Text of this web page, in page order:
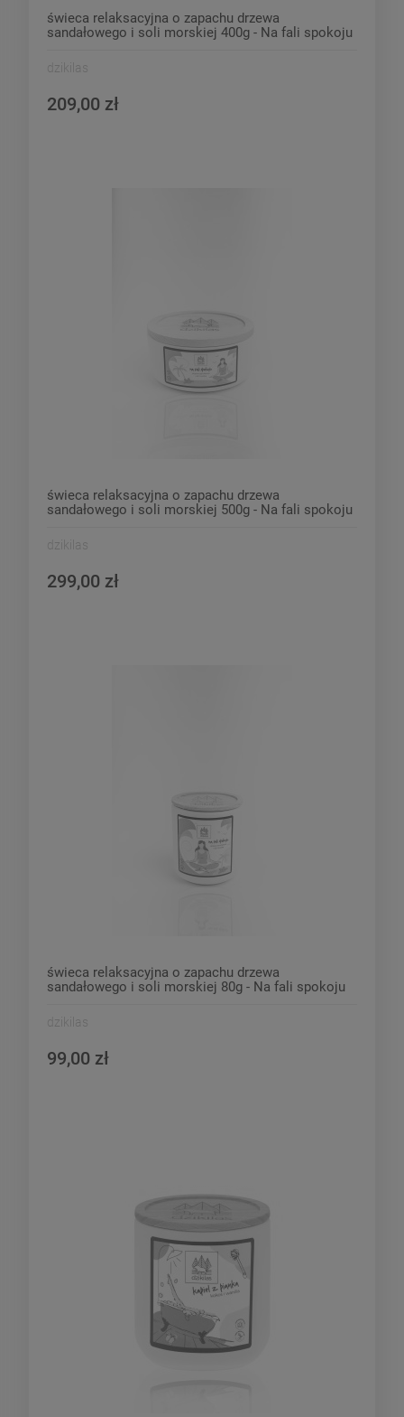
świeca relaksacyjna o zapachu drzewa
sandałowego i soli morskiej 400g - Na fali spokoju
dzikilas
209,00 zł
świeca relaksacyjna o zapachu drzewa
sandałowego i soli morskiej 500g - Na fali spokoju
dzikilas
299,00 zł
świeca relaksacyjna o zapachu drzewa
sandałowego i soli morskiej 80g - Na fali spokoju
dzikilas
99,00 zł